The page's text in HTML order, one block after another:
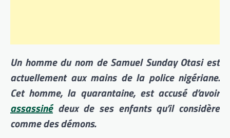
Un homme du nom de Samuel Sunday Otasi est
actuellement aux mains de la police nigériane.
Cet homme, la quarantaine, est accusé d’avoir
assassinédeux de ses enfants qu’il considère
comme des démons.